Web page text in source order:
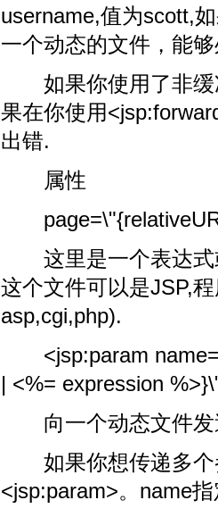
username,值为scott,
一个动态的文件，能
如果你使用了非缓
果在你使用
出错.
属性
这里是一个表达式
这个文件可以是JSP,
asp,cgi,php).
<jsp:param
| <%= expression
向一个动态文件发
如果你想传递多个
<jsp:param>。name